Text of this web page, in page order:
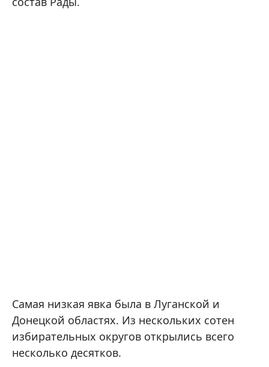
Самая низкая явка была в Луганской и
Донецкой областях. Из нескольких сотен
избирательных округов открылись всего
несколько десятков.